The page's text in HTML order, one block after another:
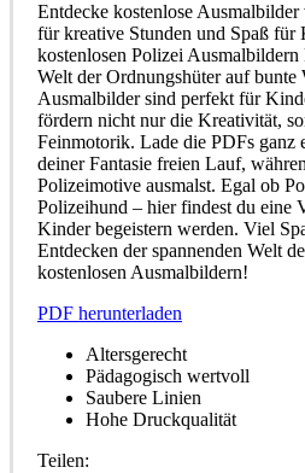
Entdecke kostenlose
für kreative Stunden und Spaß für
kostenlosen Polizei Ausmalbildern
Welt der Ordnungshüter auf bunte
Ausmalbilder sind perfekt für
fördern nicht nur die Kreativität,
Feinmotorik. Lade die PDFs ganz
deiner Fantasie freien Lauf,
Polizeimotive ausmalst. Egal ob
Polizeihund – hier findest du eine
Kinder begeistern werden. Viel
Entdecken der spannenden Welt
kostenlosen Ausmalbildern!
PDF herunterladen
Altersgerecht
Pädagogisch wertvoll
Saubere Linien
Hohe Druckqualität
Teilen: